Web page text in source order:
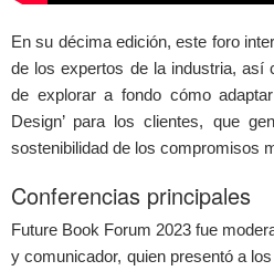
En su décima edición, este foro
de los expertos de la industria, así
de explorar a fondo cómo
Design’ para los clientes, que
sostenibilidad de los compromisos
Conferencias principales
Future Book Forum 2023 fue
y comunicador, quien presentó a